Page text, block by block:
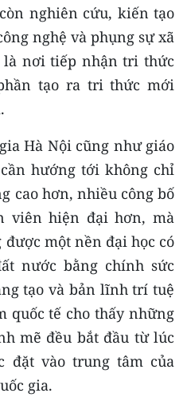
nghiên cứu, kiến tạo
nghệ và phụng sự xã
là nơi tiếp nhận tri thức
tạo ra tri thức mới
Hà Nội cũng như giáo
hướng tới không chỉ
cao hơn, nhiều công bố
viên hiện đại hơn, mà
một nền đại học có
nước bằng chính sức
tạo và bản lĩnh trí tuệ
quốc tế cho thấy những
mẽ đều bắt đầu từ lúc
đặt vào trung tâm của
gia.